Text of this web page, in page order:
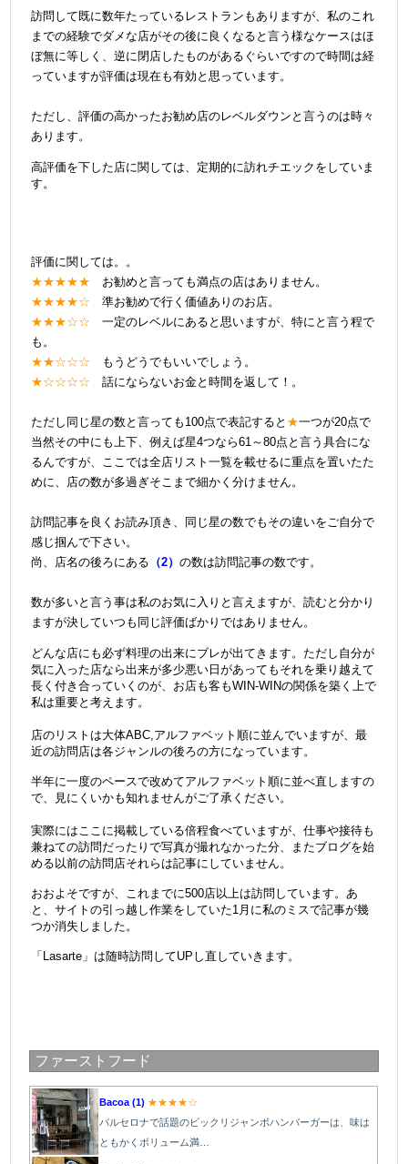
訪問して既に数年たっているレストランもありますが、私のこれ
までの経験でダメな店がその後に良くなると言う様なケースはほ
ぼ無に等しく、逆に閉店したものがあるぐらいですので時間は経
っていますが評価は現在も有効と思っています。
ただし、評価の高かったお勧め店のレベルダウンと言うのは時々
あります。
高評価を下した店に関しては、定期的に訪れチエックをしていま
す。
評価に関しては。。
★★★★★ お勧めと言っても満点の店はありません。
★★★★☆ 準お勧めで行く価値ありのお店。
★★★☆☆一定のレベルにあると思いますが、特にと言う程で
も。
★★☆☆☆ もうどうでもいいでしょう。
★☆☆☆☆ 話にならないお金と時間を返して！。
ただし同じ星の数と言っても100点で表記すると ★一つが20点で
当然その中にも上下、例えば星4つなら61～80点と言う具合にな
るんですが、ここでは全店リスト一覧を載せるに重点を置いたた
めに、店の数が多過ぎそこまで細かく分けません。
訪問記事を良くお読み頂き、同じ星の数でもその違いをご自分で
感じ掴んで下さい。
尚、店名の後ろにある （2）の数は訪問記事の数です。
数が多いと言う事は私のお気に入りと言えますが、読むと分かり
ますが決していつも同じ評価ばかりではありません。
どんな店にも必ず料理の出来にブレが出てきます。ただし自分が
気に入った店なら出来が多少悪い日があってもそれを乗り越えて
長く付き合っていくのが、お店も客もWIN-WINの関係を築く上で
私は重要と考えます。
店のリストは大体ABC,アルファベット順に並んでいますが、最
近の訪問店は各ジャンルの後ろの方になっています。
半年に一度のペースで改めてアルファベット順に並べ直しますの
で、見にくいかも知れませんがご了承ください。
実際にはここに掲載している倍程食べていますが、仕事や接待も
兼ねての訪問だったりで写真が撮れなかった分、またブログを始
める以前の訪問店それらは記事にしていません。
おおよそですが、これまでに500店以上は訪問しています。あ
と、サイトの引っ越し作業をしていた1月に私のミスで記事が幾
つか消失しました。
「Lasarte」は随時訪問してUPし直していきます。
ファーストフード
Bacoa (1) ★★★★☆
バルセロナで話題のビックリジャンボハンバーガーは、味は
ともかくボリューム満…